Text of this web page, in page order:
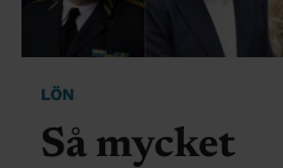
LÖN
Så mycket